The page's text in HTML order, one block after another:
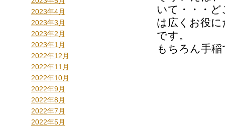
2023年4月
2023年3月
2023年2月
2023年1月
2022年12月
2022年11月
2022年10月
2022年9月
2022年8月
2022年7月
2022年5月
いて・・・
は広くお役
です。
もちろん手